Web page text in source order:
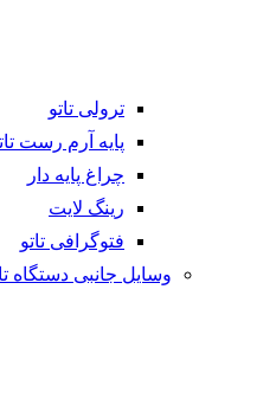
ترولی تاتو
پایه آرم رست تاتو
چراغ پایه دار
رینگ لایت
فتوگرافی تاتو
وسایل جانبی دستگاه تاتو